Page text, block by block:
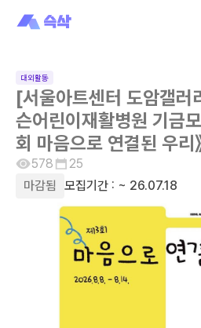
대외활동
[서울아트센터 도암갤러
슨어린이재활병원 기금
회 마음으로 연결된 우리
578
25
마감됨
모집기간 : ~ 26.07.18